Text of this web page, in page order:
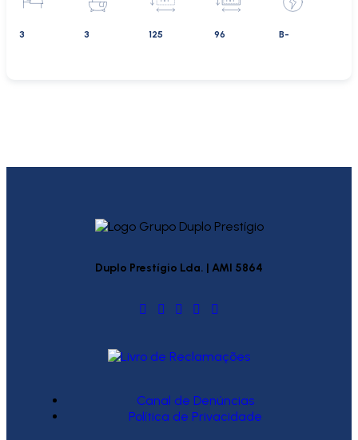
3 3 125 96 B-
Duplo Prestígio Lda. | AMI 5864
Canal de Denúncias
Política de Privacidade